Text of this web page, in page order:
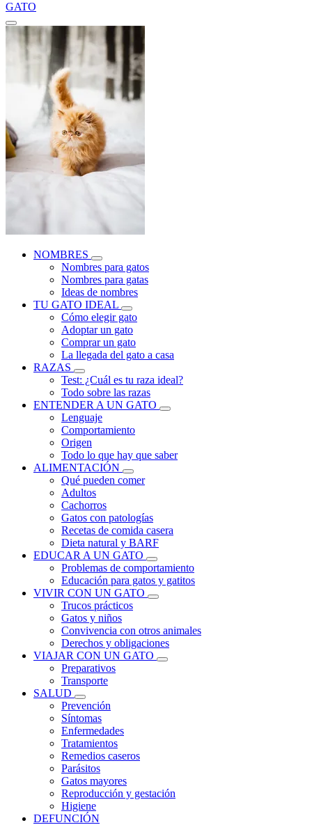
GATO
NOMBRES
Nombres para gatos
Nombres para gatas
Ideas de nombres
TU GATO IDEAL
Cómo elegir gato
Adoptar un gato
Comprar un gato
La llegada del gato a casa
RAZAS
Test: ¿Cuál es tu raza ideal?
Todo sobre las razas
ENTENDER A UN GATO
Lenguaje
Comportamiento
Origen
Todo lo que hay que saber
ALIMENTACIÓN
Qué pueden comer
Adultos
Cachorros
Gatos con patologías
Recetas de comida casera
Dieta natural y BARF
EDUCAR A UN GATO
Problemas de comportamiento
Educación para gatos y gatitos
VIVIR CON UN GATO
Trucos prácticos
Gatos y niños
Convivencia con otros animales
Derechos y obligaciones
VIAJAR CON UN GATO
Preparativos
Transporte
SALUD
Prevención
Síntomas
Enfermedades
Tratamientos
Remedios caseros
Parásitos
Gatos mayores
Reproducción y gestación
Higiene
DEFUNCIÓN